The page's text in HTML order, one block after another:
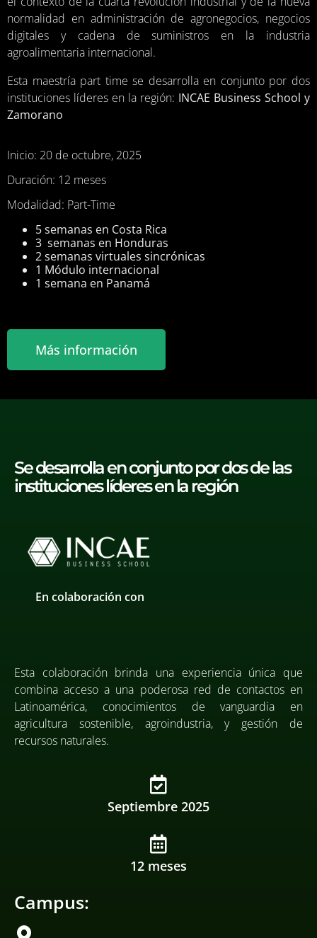
normalidad en administración de agronegocios, negocios
digitales y cadena de suministros en la industria
agroalimentaria internacional.
Esta maestría part time se desarrolla en conjunto por dos
instituciones líderes en la región: INCAE Business School y
Zamorano
Inicio: 20 de octubre, 2025
Duración: 12 meses
Modalidad: Part-Time
5 semanas en Costa Rica
3 semanas en Honduras
2 semanas virtuales sincrónicas
1 Módulo internacional
1 semana en Panamá
Más información
Se desarrolla en conjunto por dos de las
instituciones líderes en la región
En colaboración con
Esta colaboración brinda una experiencia única que
combina acceso a una poderosa red de contactos en
Latinoamérica, conocimientos de vanguardia en
agricultura sostenible, agroindustria, y gestión de
recursos naturales.
Septiembre 2025
12 meses
Campus: